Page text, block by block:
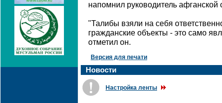
напомнил руководитель афганской
"Талибы взяли на себя
гражданские объекты - это само
отметил он.
Версия для печати
Новости
Настройка ленты